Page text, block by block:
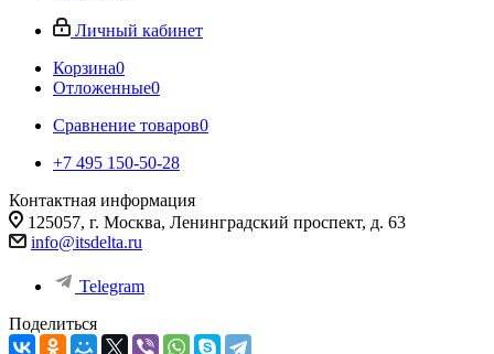
Личный кабинет
Корзина0
Отложенные0
Сравнение товаров0
+7 495 150-50-28
Контактная информация
125057, г. Москва, Ленинградский проспект, д. 63
info@itsdelta.ru
Telegram
Поделиться